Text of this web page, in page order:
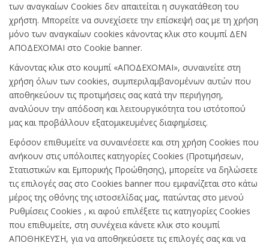
των αναγκαίων Cookies δεν απαιτείται η συγκατάθεση του
χρήστη. Μπορείτε να συνεχίσετε την επίσκεψή σας με τη χρήση
μόνο των αναγκαίων cookies κάνοντας κλικ στο κουμπί ΔΕΝ
ΑΠΟΔΕΧΟΜΑΙ στο Cookie banner.
Κάνοντας κλικ στο κουμπί «ΑΠΟΔΕΧΟΜΑΙ», συναινείτε στη
χρήση όλων των cookies, συμπεριλαμβανομένων αυτών που
αποθηκεύουν τις προτιμήσεις σας κατά την περιήγηση,
αναλύουν την απόδοση και λειτουργικότητα του ιστότοπού
μας και προβάλλουν εξατομικευμένες διαφημίσεις.
Εφόσον επιθυμείτε να συναινέσετε και στη χρήση Cookies που
ανήκουν στις υπόλοιπες κατηγορίες Cookies (Προτιμήσεων,
Στατιστικών και Εμπορικής Προώθησης), μπορείτε να δηλώσετε
τις επιλογές σας στο Cookies banner που εμφανίζεται στο κάτω
μέρος της οθόνης της ιστοσελίδας μας, πατώντας στο μενού
Ρυθμίσεις Cookies , κι αφού επιλέξετε τις κατηγορίες Cookies
που επιθυμείτε, στη συνέχεια κάνετε κλικ στο κουμπί
ΑΠΟΘΗΚΕΥΣΗ, για να αποθηκεύσετε τις επιλογές σας και να